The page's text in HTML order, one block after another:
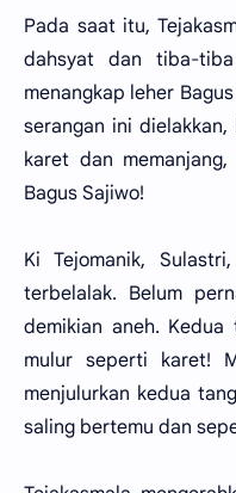
Pada saat itu,
dahsyat dan tiba-
menangkap leher
serangan ini
karet dan
Bagus Sajiwo!
Ki Tejomanik,
terbelalak. Belum
demikian aneh.
mulur seperti karet!
menjulurkan kedua
saling bertemu dan